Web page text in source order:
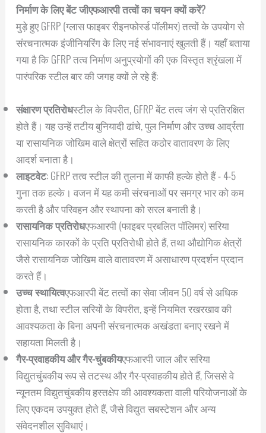
निर्माण के लिए बेंट जीएफआरपी तत्वों का चयन क्यों करें?
मुड़े हुए GFRP (ग्लास फाइबर रीइनफोर्स्ड पॉलीमर) तत्वों के उपयोग से
संरचनात्मक इंजीनियरिंग के लिए नई संभावनाएं खुलती हैं। यहाँ बताया
गया है कि GFRP तत्व निर्माण अनुप्रयोगों की एक विस्तृत श्रृंखला में
पारंपरिक स्टील बार की जगह क्यों ले रहे हैं:
संक्षारण प्रतिरोधस्टील के विपरीत, GFRP बेंट तत्व जंग से प्रतिरक्षित
होते हैं। यह उन्हें तटीय बुनियादी ढांचे, पुल निर्माण और उच्च आर्द्रता
या रासायनिक जोखिम वाले क्षेत्रों सहित कठोर वातावरण के लिए
आदर्श बनाता है।
लाइटवेट: GFRP तत्व स्टील की तुलना में काफी हल्के होते हैं - 4-5
गुना तक हल्के। वजन में यह कमी संरचनाओं पर समग्र भार को कम
करती है और परिवहन और स्थापना को सरल बनाती है।
रासायनिक प्रतिरोधएफआरपी (फाइबर प्रबलित पॉलिमर) सरिया
रासायनिक कारकों के प्रति प्रतिरोधी होते हैं, तथा औद्योगिक क्षेत्रों
जैसे रासायनिक जोखिम वाले वातावरण में असाधारण प्रदर्शन प्रदान
करते हैं।
उच्च स्थायित्वएफआरपी बेंट तत्वों का सेवा जीवन 50 वर्ष से अधिक
होता है, तथा स्टील सरियों के विपरीत, इन्हें नियमित रखरखाव की
आवश्यकता के बिना अपनी संरचनात्मक अखंडता बनाए रखने में
सहायता मिलती है।
गैर-प्रवाहकीय और गैर-चुंबकीयएफआरपी जाल और सरिया
विद्युतचुंबकीय रूप से तटस्थ और गैर-प्रवाहकीय होते हैं, जिससे वे
न्यूनतम विद्युतचुंबकीय हस्तक्षेप की आवश्यकता वाली परियोजनाओं के
लिए एकदम उपयुक्त होते हैं, जैसे विद्युत सबस्टेशन और अन्य
संवेदनशील सुविधाएं।